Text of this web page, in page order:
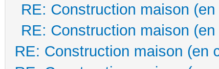
RE: Construction maison
RE: Construction maison
RE: Construction maison (en